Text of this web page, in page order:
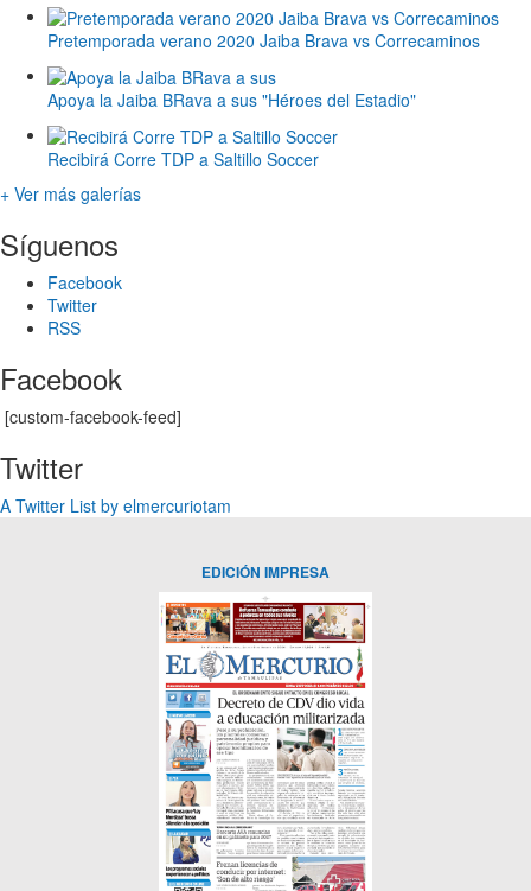
Pretemporada verano 2020 Jaiba Brava vs Correcaminos
Apoya la Jaiba BRava a sus "Héroes del Estadio"
Recibirá Corre TDP a Saltillo Soccer
+ Ver más galerías
Síguenos
Facebook
Twitter
RSS
Facebook
[custom-facebook-feed]
Twitter
A Twitter List by elmercuriotam
EDICIÓN IMPRESA